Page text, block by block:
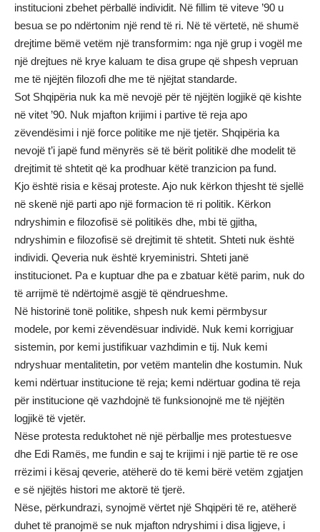
institucioni zbehet përballë individit. Në fillim të viteve ’90 u
besua se po ndërtonim një rend të ri. Në të vërtetë, në shumë
drejtime bëmë vetëm një transformim: nga një grup i vogël me
një drejtues në krye kaluam te disa grupe që shpesh vepruan
me të njëjtën filozofi dhe me të njëjtat standarde.
Sot Shqipëria nuk ka më nevojë për të njëjtën logjikë që kishte
në vitet ’90. Nuk mjafton krijimi i partive të reja apo
zëvendësimi i një force politike me një tjetër. Shqipëria ka
nevojë t’i japë fund mënyrës së të bërit politikë dhe modelit të
drejtimit të shtetit që ka prodhuar këtë tranzicion pa fund.
Kjo është risia e kësaj proteste. Ajo nuk kërkon thjesht të sjellë
në skenë një parti apo një formacion të ri politik. Kërkon
ndryshimin e filozofisë së politikës dhe, mbi të gjitha,
ndryshimin e filozofisë së drejtimit të shtetit. Shteti nuk është
individi. Qeveria nuk është kryeministri. Shteti janë
institucionet. Pa e kuptuar dhe pa e zbatuar këtë parim, nuk do
të arrijmë të ndërtojmë asgjë të qëndrueshme.
Në historinë tonë politike, shpesh nuk kemi përmbysur
modele, por kemi zëvendësuar individë. Nuk kemi korrigjuar
sistemin, por kemi justifikuar vazhdimin e tij. Nuk kemi
ndryshuar mentalitetin, por vetëm mantelin dhe kostumin. Nuk
kemi ndërtuar institucione të reja; kemi ndërtuar godina të reja
për institucione që vazhdojnë të funksionojnë me të njëjtën
logjikë të vjetër.
Nëse protesta reduktohet në një përballje mes protestuesve
dhe Edi Ramës, me fundin e saj te krijimi i një partie të re ose
rrëzimi i kësaj qeverie, atëherë do të kemi bërë vetëm zgjatjen
e së njëjtës histori me aktorë të tjerë.
Nëse, përkundrazi, synojmë vërtet një Shqipëri të re, atëherë
duhet të pranojmë se nuk mjafton ndryshimi i disa ligjeve, i